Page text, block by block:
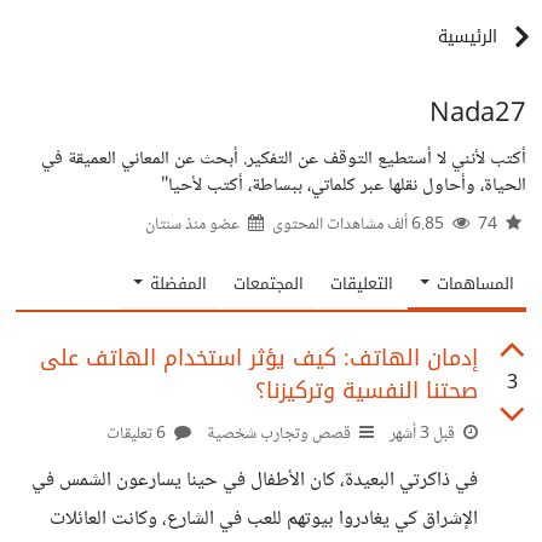
الرئيسية
Nada27
أكتب لأنني لا أستطيع التوقف عن التفكير. أبحث عن المعاني العميقة في
الحياة، وأحاول نقلها عبر كلماتي، ببساطة، أكتب لأحيا"
عضو منذسنتان
المساهمات التعليقات المجتمعات المفضلة
3
إدمان الهاتف: كيف يؤثر استخدام الهاتف على
صحتنا النفسية وتركيزنا؟
قبل 3 أشهر قصص وتجارب شخصية
في ذاكرتي البعيدة، كان الأطفال في حينا يسارعون الشمس في
الإشراق كي يغادروا بيوتهم للعب في الشارع، وكانت العائلات